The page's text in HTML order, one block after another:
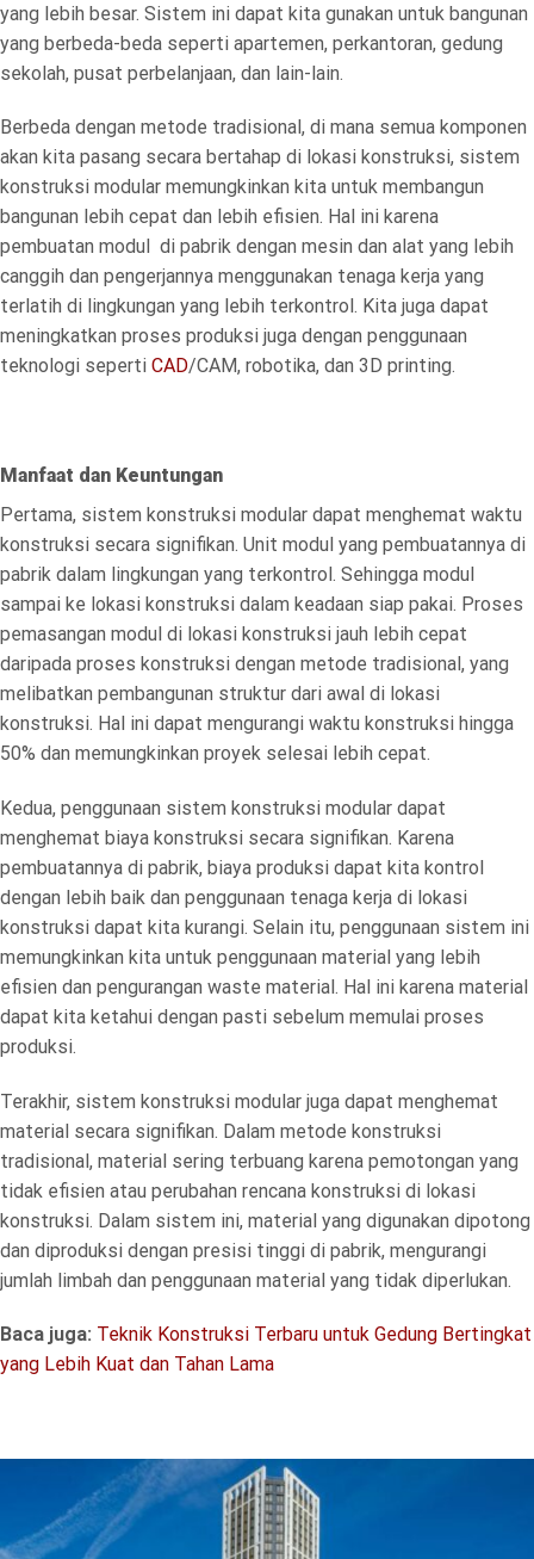
yang lebih besar. Sistem ini dapat kita gunakan untuk bangunan
yang berbeda-beda seperti apartemen, perkantoran, gedung
sekolah, pusat perbelanjaan, dan lain-lain.
Berbeda dengan metode tradisional, di mana semua komponen
akan kita pasang secara bertahap di lokasi konstruksi, sistem
konstruksi modular memungkinkan kita untuk membangun
bangunan lebih cepat dan lebih efisien. Hal ini karena
pembuatan modul di pabrik dengan mesin dan alat yang lebih
canggih dan pengerjannya menggunakan tenaga kerja yang
terlatih di lingkungan yang lebih terkontrol. Kita juga dapat
meningkatkan proses produksi juga dengan penggunaan
teknologi seperti CAD/CAM, robotika, dan 3D printing.
Manfaat dan Keuntungan
Pertama, sistem konstruksi modular dapat menghemat waktu
konstruksi secara signifikan. Unit modul yang pembuatannya di
pabrik dalam lingkungan yang terkontrol. Sehingga modul
sampai ke lokasi konstruksi dalam keadaan siap pakai. Proses
pemasangan modul di lokasi konstruksi jauh lebih cepat
daripada proses konstruksi dengan metode tradisional, yang
melibatkan pembangunan struktur dari awal di lokasi
konstruksi. Hal ini dapat mengurangi waktu konstruksi hingga
50% dan memungkinkan proyek selesai lebih cepat.
Kedua, penggunaan sistem konstruksi modular dapat
menghemat biaya konstruksi secara signifikan. Karena
pembuatannya di pabrik, biaya produksi dapat kita kontrol
dengan lebih baik dan penggunaan tenaga kerja di lokasi
konstruksi dapat kita kurangi. Selain itu, penggunaan sistem ini
memungkinkan kita untuk penggunaan material yang lebih
efisien dan pengurangan waste material. Hal ini karena material
dapat kita ketahui dengan pasti sebelum memulai proses
produksi.
Terakhir, sistem konstruksi modular juga dapat menghemat
material secara signifikan. Dalam metode konstruksi
tradisional, material sering terbuang karena pemotongan yang
tidak efisien atau perubahan rencana konstruksi di lokasi
konstruksi. Dalam sistem ini, material yang digunakan dipotong
dan diproduksi dengan presisi tinggi di pabrik, mengurangi
jumlah limbah dan penggunaan material yang tidak diperlukan.
Baca juga: Teknik Konstruksi Terbaru untuk Gedung Bertingkat
yang Lebih Kuat dan Tahan Lama